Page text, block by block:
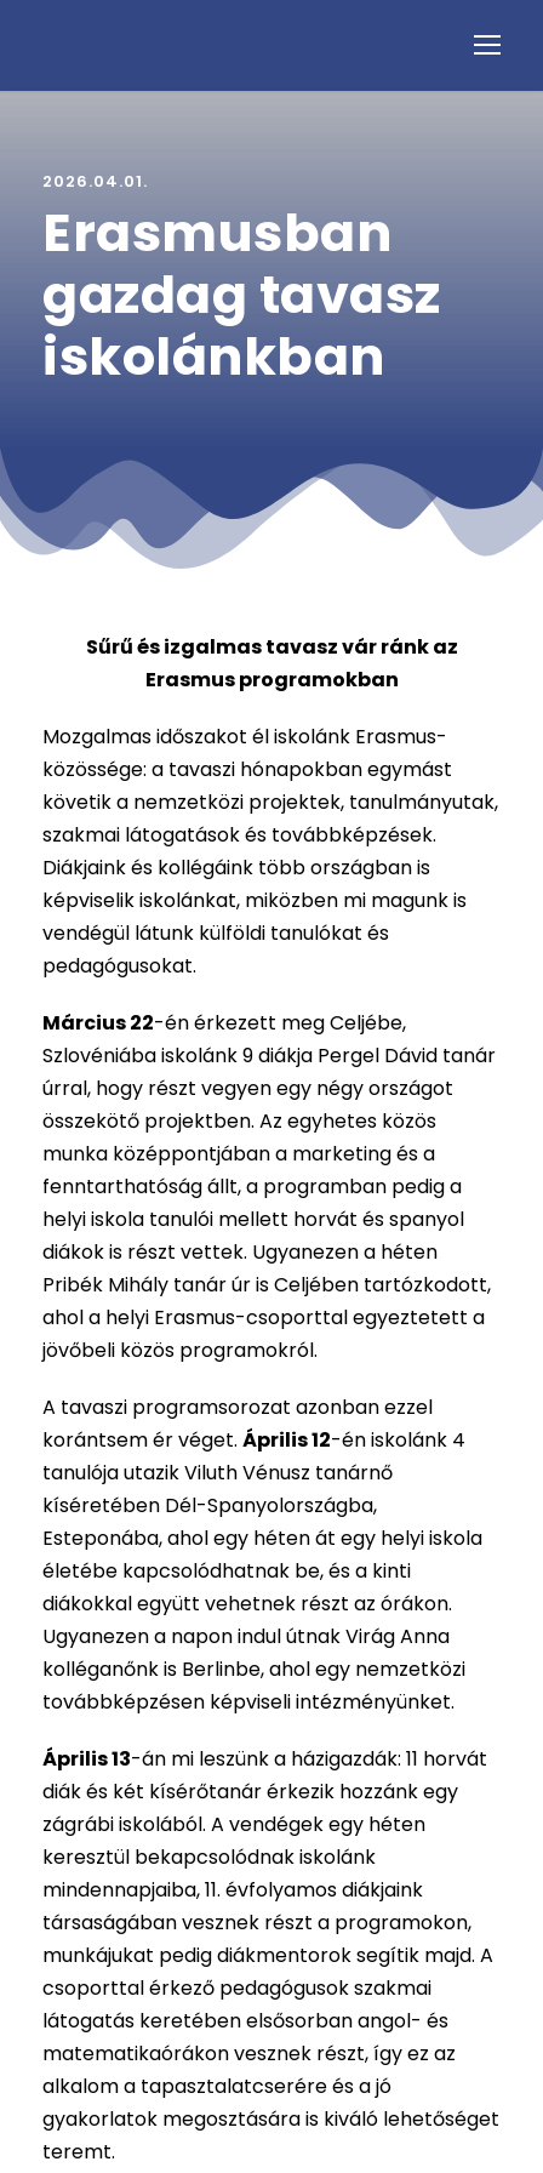
2026.04.01.
Erasmusban
gazdag tavasz
iskolánkban
Sűrű és izgalmas tavasz vár ránk az
Erasmus programokban
Mozgalmas időszakot él iskolánk Erasmus-
közössége: a tavaszi hónapokban egymást
követik a nemzetközi projektek, tanulmányutak,
szakmai látogatások és továbbképzések.
Diákjaink és kollégáink több országban is
képviselik iskolánkat, miközben mi magunk is
vendégül látunk külföldi tanulókat és
pedagógusokat.
Március 22-én érkezett meg Celjébe,
Szlovéniába iskolánk 9 diákja Pergel Dávid tanár
úrral, hogy részt vegyen egy négy országot
összekötő projektben. Az egyhetes közös
munka középpontjában a marketing és a
fenntarthatóság állt, a programban pedig a
helyi iskola tanulói mellett horvát és spanyol
diákok is részt vettek. Ugyanezen a héten
Pribék Mihály tanár úr is Celjében tartózkodott,
ahol a helyi Erasmus-csoporttal egyeztetett a
jövőbeli közös programokról.
A tavaszi programsorozat azonban ezzel
korántsem ér véget. Április 12-én iskolánk 4
tanulója utazik Viluth Vénusz tanárnő
kíséretében Dél-Spanyolországba,
Esteponába, ahol egy héten át egy helyi iskola
életébe kapcsolódhatnak be, és a kinti
diákokkal együtt vehetnek részt az órákon.
Ugyanezen a napon indul útnak Virág Anna
kolléganőnk is Berlinbe, ahol egy nemzetközi
továbbképzésen képviseli intézményünket.
Április 13-án mi leszünk a házigazdák: 11 horvát
diák és két kísérőtanár érkezik hozzánk egy
zágrábi iskolából. A vendégek egy héten
keresztül bekapcsolódnak iskolánk
mindennapjaiba, 11. évfolyamos diákjaink
társaságában vesznek részt a programokon,
munkájukat pedig diákmentorok segítik majd. A
csoporttal érkező pedagógusok szakmai
látogatás keretében elsősorban angol- és
matematikaórákon vesznek részt, így ez az
alkalom a tapasztalatcserére és a jó
gyakorlatok megosztására is kiváló lehetőséget
teremt.